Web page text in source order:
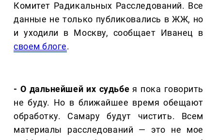
Комитет Радикальных Расследований. Все
данные не только публиковались в ЖЖ, но
и уходили в Москву, сообщает Иванец в
своем блоге.
- О дальнейшей их судьбе я пока говорить
не буду. Но в ближайшее время обещают
обработку. Самару будут чистить. Всем
материалы расследований — это не мое